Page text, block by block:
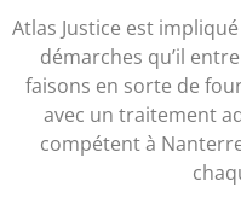
Atlas Justice est
démarches qu’il
faisons en sorte de
avec un traitement
compétent à